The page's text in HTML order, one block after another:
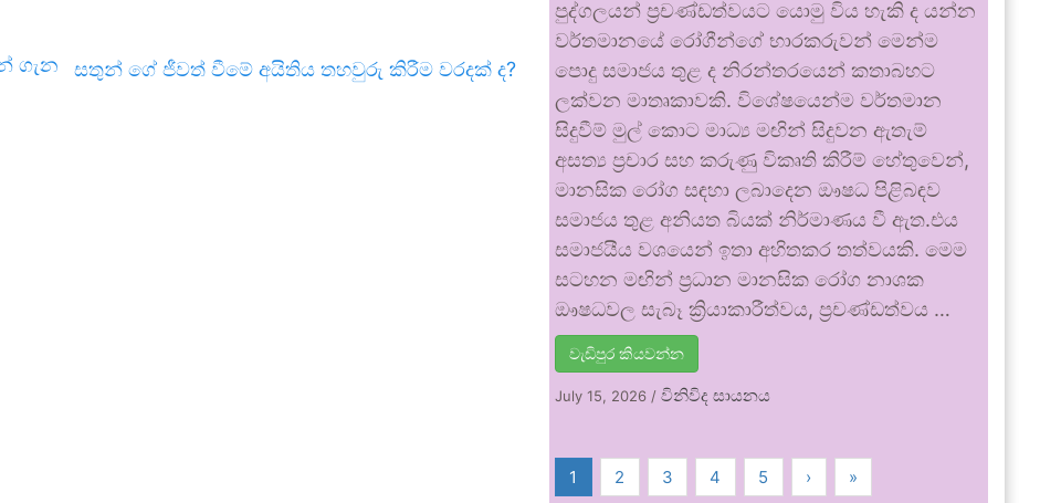
ගැන
සතුන් ගේ ජීවත් වීමේ අයිතිය තහවුරු කිරීම වරදක් ද?
පුද්ගලයන් ප්‍රචණ්ඩත්වයට යොමු විය හැකි ද යන්න
වර්තමානයේ රෝගීන්ගේ භාරකරුවන් මෙන්ම
පොදු සමාජය තුළ ද නිරන්තරයෙන් කතාබහට
ලක්වන මාතෘකාවකි. විශේෂයෙන්ම වර්තමාන
සිදුවීම් මුල් කොට මාධ්‍ය මඟින් සිදුවන ඇතැම්
අසත්‍ය ප්‍රචාර සහ කරුණු විකෘති කිරීම් හේතුවෙන්,
මානසික රෝග සඳහා ලබාදෙන ඖෂධ පිළිබඳව
සමාජය තුළ අනියත බියක් නිර්මාණය වී ඇත.එය
සමාජයීය වශයෙන් ඉතා අහිතකර තත්වයකි. මෙම
සටහන මඟින් ප්‍රධාන මානසික රෝග නාශක
ඖෂධවල සැබෑ ක්‍රියාකාරීත්වය, ප්‍රචණ්ඩත්වය …
වැඩිපුර කියවන්න
July 15, 2026 /විනිවිද සායනය
1 2 3 4 5 › »